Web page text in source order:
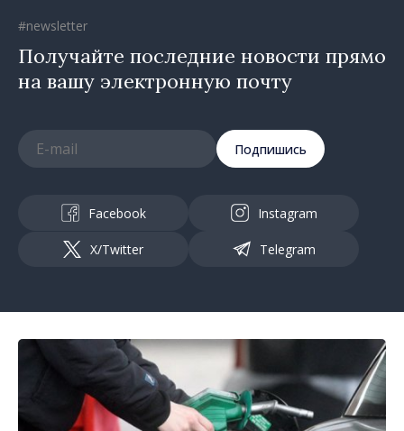
#newsletter
Получайте последние новости прямо
на вашу электронную почту
Подпишись
Facebook Instagram
X/Twitter Telegram